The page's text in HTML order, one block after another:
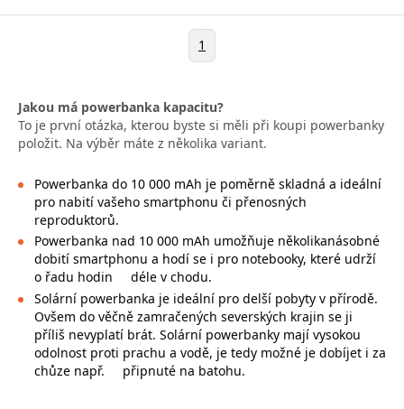
1
Jakou má powerbanka kapacitu?
To je první otázka, kterou byste si měli při koupi powerbanky
položit. Na výběr máte z několika variant.
Powerbanka do 10 000 mAh je poměrně skladná a ideální
pro nabití vašeho smartphonu či přenosných
reproduktorů.
Powerbanka nad 10 000 mAh umožňuje několikanásobné
dobití smartphonu a hodí se i pro notebooky, které udrží
o řadu hodin
déle v chodu.
Solární powerbanka je ideální pro delší pobyty v přírodě.
Ovšem do věčně zamračených severských krajin se ji
příliš nevyplatí brát. Solární powerbanky mají vysokou
odolnost proti prachu a vodě, je tedy možné je dobíjet i za
chůze např.
připnuté na batohu.